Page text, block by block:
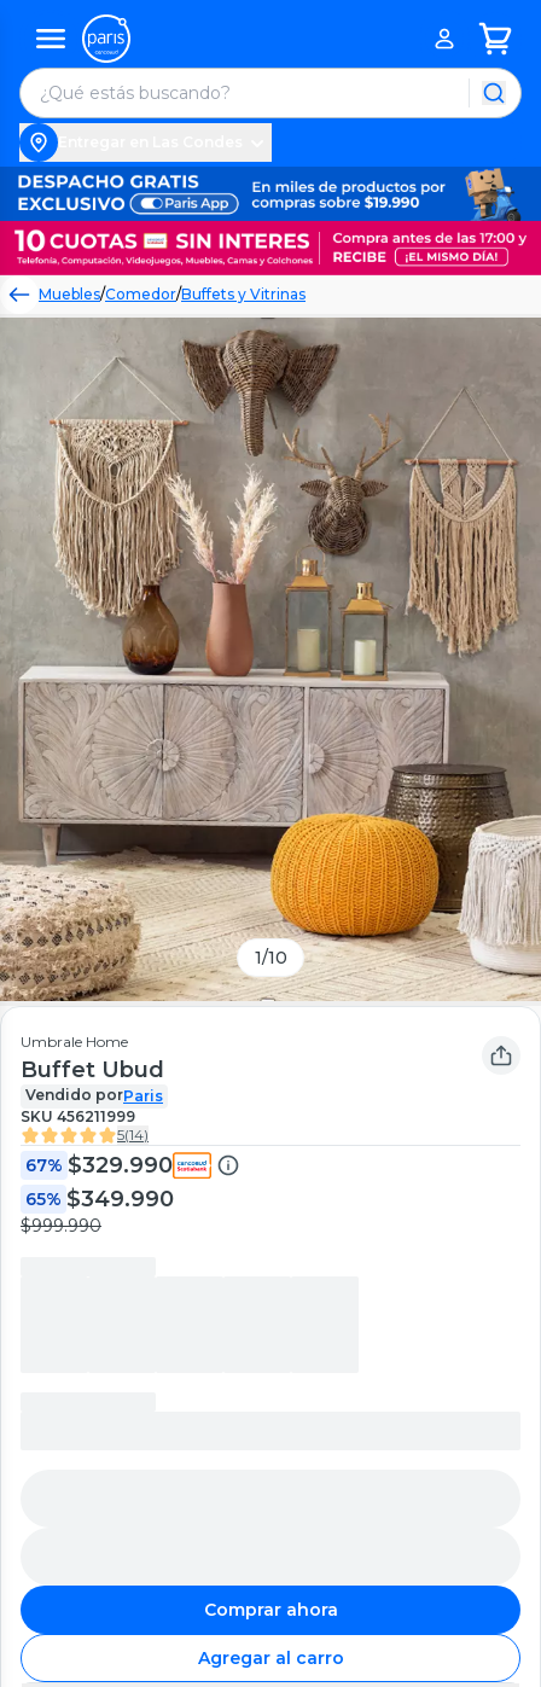
Muebles/Comedor/Buffets y Vitrinas
1/10
Umbrale Home
Buffet Ubud
Vendido porParis
SKU 456211999
5(14)
67% $329.990
65% $349.990
$999.990
Comprar ahora
Agregar al carro